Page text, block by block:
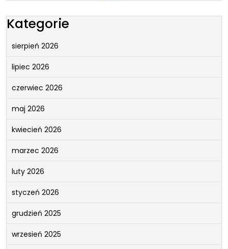
Kategorie
sierpień 2026
lipiec 2026
czerwiec 2026
maj 2026
kwiecień 2026
marzec 2026
luty 2026
styczeń 2026
grudzień 2025
wrzesień 2025